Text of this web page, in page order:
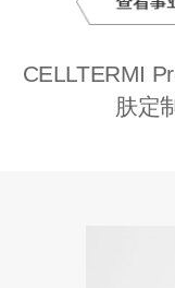
CELLTERMI
肤定